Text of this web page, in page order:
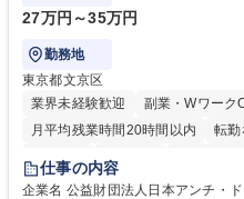
27万円～35万円
勤務地
東京都文京区
業界未経験歓迎
副業・Wワーク
月平均残業時間20時間以内
転勤
賞与あり
育休あり
食事補助あり
仕事の内容
企業名 公益財団法人日本アンチ・ドーピング機構